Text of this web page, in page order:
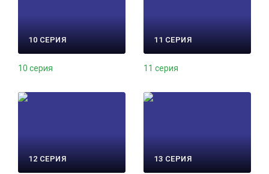
10 СЕРИЯ
10 серия
11 СЕРИЯ
11 серия
12 СЕРИЯ 13 СЕРИЯ